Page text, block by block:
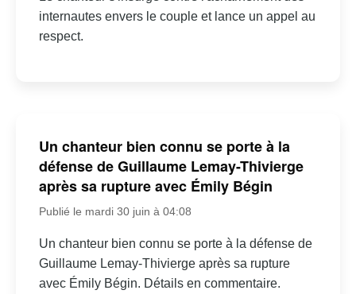
internautes envers le couple et lance un appel au
respect.
Un chanteur bien connu se porte à la
défense de Guillaume Lemay-Thivierge
après sa rupture avec Émily Bégin
Publié le mardi 30 juin à 04:08
Un chanteur bien connu se porte à la défense de
Guillaume Lemay-Thivierge après sa rupture
avec Émily Bégin. Détails en commentaire.